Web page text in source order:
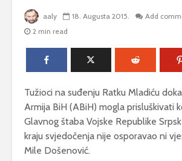
aaly 18. Augusta 2015.
Add
2 min read
Tužioci na suđenju Ratku Mladiću
Armija BiH (ABiH) mogla prisluškivati
Glavnog štaba Vojske Republike
kraju svjedočenja nije osporavao ni
Mile Došenović.